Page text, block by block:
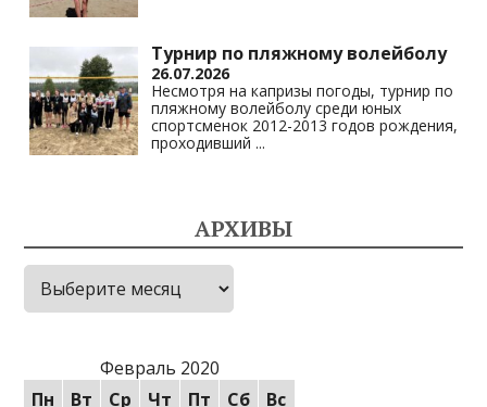
Турнир по пляжному волейболу
26.07.2026
Несмотря на капризы погоды, турнир по
пляжному волейболу среди юных
спортсменок 2012-2013 годов рождения,
проходивший ...
АРХИВЫ
Архивы
Февраль 2020
Пн
Вт Ср Чт Пт Сб Вс